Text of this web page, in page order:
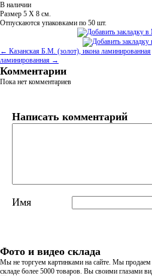
В наличии
Размер 5 Х 8 см.
Отпускаются упаковками по 50 шт.
← Казанская Б.М. (золот), икона ламинированная
ламинированная →
Комментарии
Пока нет комментариев
Написать комментарий
Имя
Фото и видео склада
Мы не торгуем картинками на сайте. Мы
складе более 5000 товаров. Вы своими глазами